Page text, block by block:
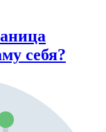
себя?